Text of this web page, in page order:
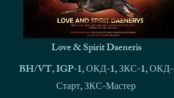
Love & Spirit Daeneris
BH/VT, IGP-1, ОКД-1, ЗКС-1, ОКД-
Старт, ЗКС-Мастер